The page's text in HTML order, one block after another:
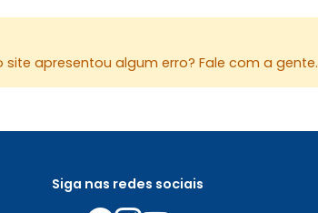
apresentou algum erro? Fale com a gente.
Siga nas redes sociais